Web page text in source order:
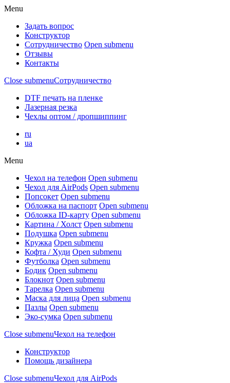
Menu
Задать вопрос
Конструктор
Сотрудничество Open submenu
Отзывы
Контакты
Close submenuСотрудничество
DTF печать на пленке
Лазерная резка
Чехлы оптом / дропшиппинг
ru
ua
Menu
Чехол на телефон Open submenu
Чехол для AirPods Open submenu
Попсокет Open submenu
Обложка на паспорт Open submenu
Обложка ID-карту Open submenu
Картина / Холст Open submenu
Подушка Open submenu
Кружка Open submenu
Кофта / Худи Open submenu
Футболка Open submenu
Бодик Open submenu
Блокнот Open submenu
Тарелка Open submenu
Маска для лица Open submenu
Пазлы Open submenu
Эко-сумка Open submenu
Close submenuЧехол на телефон
Конструктор
Помощь дизайнера
Close submenuЧехол для AirPods